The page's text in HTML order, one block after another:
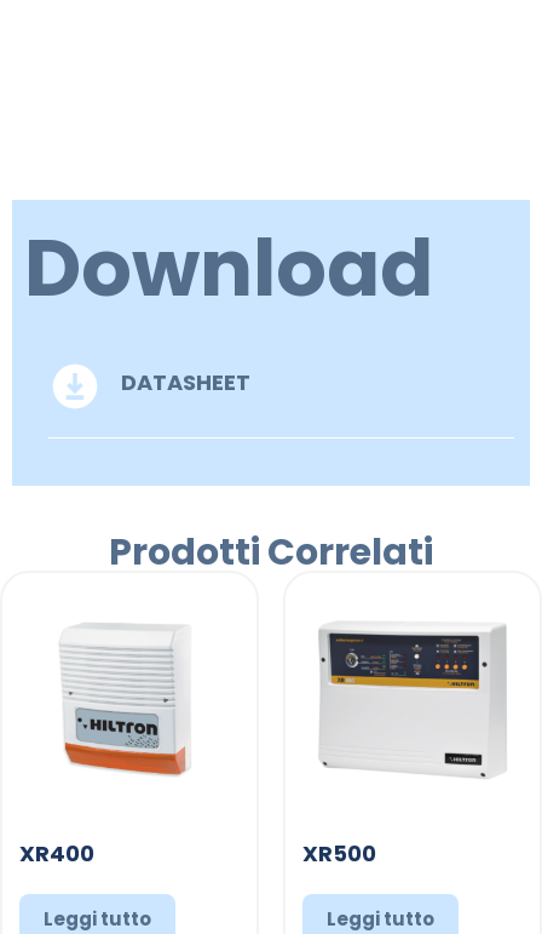
Download
DATASHEET
Prodotti Correlati
XR400
Leggi tutto
XR500
Leggi tutto